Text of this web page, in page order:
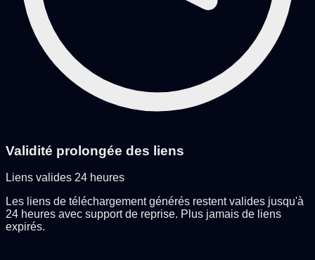
Validité prolongée des liens
Liens valides 24 heures
Les liens de téléchargement générés restent valides jusqu'à
24 heures avec support de reprise. Plus jamais de liens
expirés.